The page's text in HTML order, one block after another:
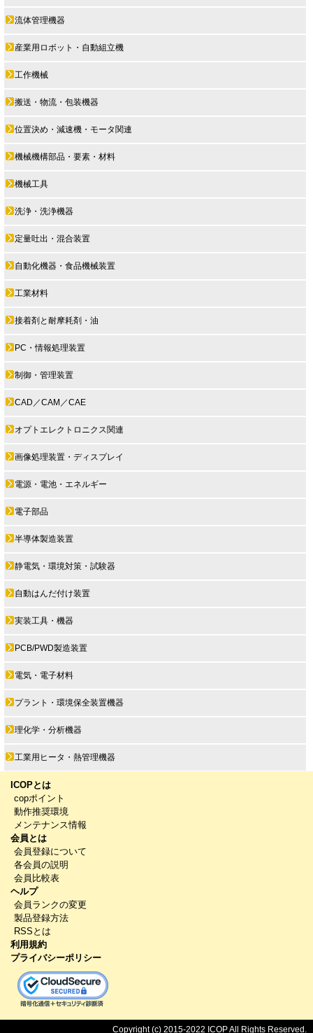
流体管理機器
産業用ロボット・自動組立機
工作機械
搬送・物流・包装機器
位置決め・減速機・モータ関連
機械機構部品・要素・材料
機械工具
洗浄・洗浄機器
定量吐出・混合装置
自動化機器・食品機械装置
工業材料
接着剤と耐摩耗剤・油
PC・情報処理装置
制御・管理装置
CAD／CAM／CAE
オプトエレクトロニクス関連
画像処理装置・ディスプレイ
電源・電池・エネルギー
電子部品
半導体製造装置
静電気・環境対策・試験器
自動はんだ付け装置
実装工具・機器
PCB/PWD製造装置
電気・電子材料
プラント・環境保全装置機器
理化学・分析機器
工業用ヒータ・熱管理機器
ICOPとは
copポイント
動作推奨環境
メンテナンス情報
会員とは
会員登録について
各会員の説明
会員比較表
ヘルプ
会員ランクの変更
製品登録方法
RSSとは
利用規約
プライバシーポリシー
Copyright (c) 2015-2022 ICOP All Rights Reserved.